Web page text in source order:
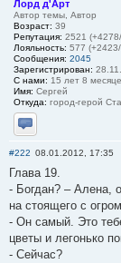
Лорд д'Арт
Автор темы, Автор
Возраст: 39
Репутация: 2521
Лояльность: 577
Сообщения: 2045
Зарегистрирован:
С нами: 15 лет 8
Имя: Сергей
Откуда: город-герой
Отправить
#222 08.01.2012, 17:35
Глава 19.
- Богдан? – Алена,
на стоящего с
- Он самый. Это
цветы и легонько
- Сейчас?